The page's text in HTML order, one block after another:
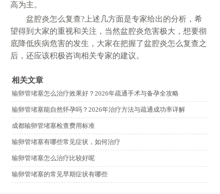
高为主。
盆腔炎怎么复查?上述几方面是专家给出的分析，希
望得到大家的重视和关注，当然盆腔炎危害极大，想要彻
底降低疾病危害的发生，大家在把握了盆腔炎怎么复查之
后，还应该积极咨询相关专家的建议。
相关文章
输卵管堵塞怎么治疗效果好？2026年疏通手术与备孕全攻略
输卵管堵塞能自然怀孕吗？2026年治疗方法与疏通成功率详解
成都输卵管堵塞检查费用标准
输卵管堵塞有哪些常见症状，如何治疗
输卵管堵塞怎么治疗比较好呢
输卵管堵塞的常见早期症状有哪些